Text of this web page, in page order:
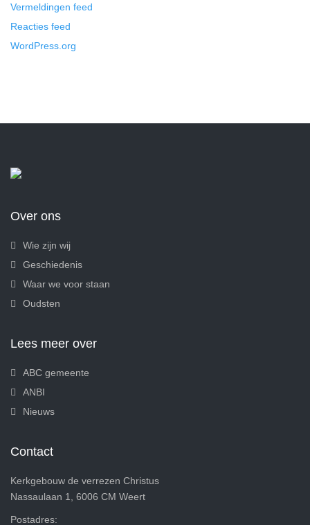
Vermeldingen feed
Reacties feed
WordPress.org
Over ons
Wie zijn wij
Geschiedenis
Waar we voor staan
Oudsten
Lees meer over
ABC gemeente
ANBI
Nieuws
Contact
Kerkgebouw de verrezen Christus
Nassaulaan 1, 6006 CM Weert
Postadres: